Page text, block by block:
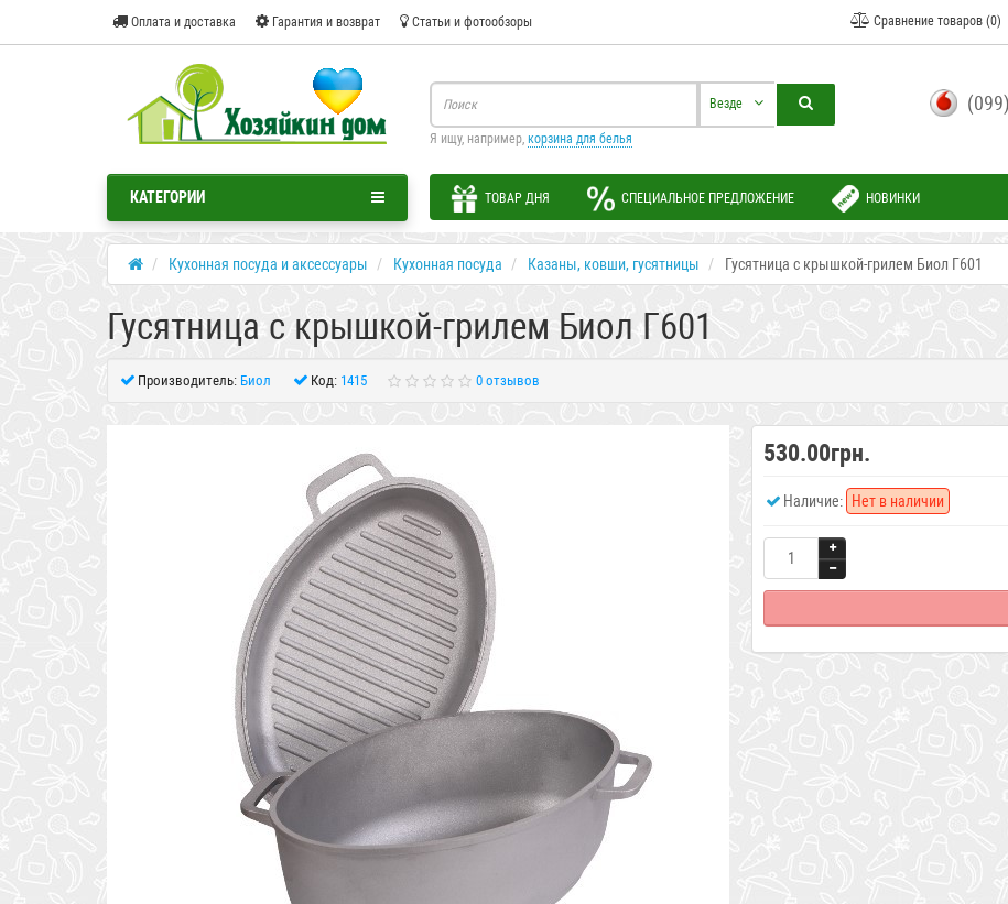
Оплата и доставка Гарантия и возврат Статьи и фотообзоры Сравнение товаров (0)
Везде
Я ищу, например, корзина для белья
ТОВАР ДНЯ СПЕЦИАЛЬНОЕ ПРЕДЛОЖЕНИЕ НОВИНКИ
КАТЕГОРИИ
Кухонная посуда и аксессуары Кухонная посуда Казаны, ковши, гусятницы Гусятница с крышкой-грилем Биол Г601
Гусятница с крышкой-грилем Биол Г601
Производитель: Биол Код: 1415 0 отзывов
530.00грн.
Наличие: Нет в наличии